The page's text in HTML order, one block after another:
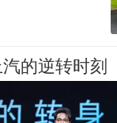
的逆转时刻